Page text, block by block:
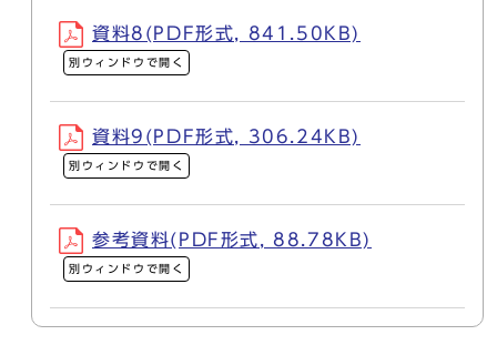
資料8(PDF形式, 841.50KB)
別ウィンドウで開く
資料9(PDF形式, 306.24KB)
別ウィンドウで開く
参考資料(PDF形式, 88.78KB)
別ウィンドウで開く